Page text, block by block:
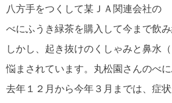
八方手をつくして某ＪＡ関連会社の
べにふうき緑茶を購入して今まで飲み
しかし、起き抜けのくしゃみと鼻水
悩まされています。丸松園さんのべ
去年１２月から今年３月までは、症